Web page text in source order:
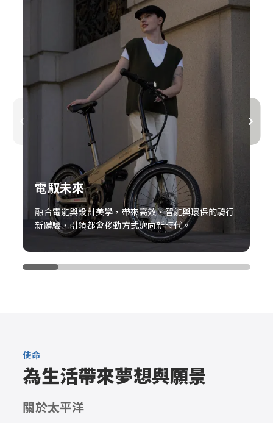
都會城市
無論是穿梭車陣、進出捷運或停放在辦公室角落，為
每日通勤提供高效又優雅的解決方案。
了解更多
使命
為生活帶來夢想與願景
關於太平洋